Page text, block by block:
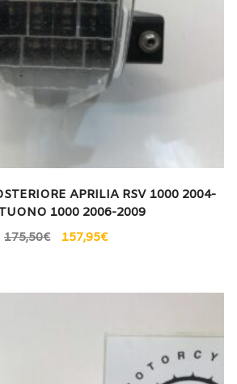
APRILIA RSV 1000 2004-
1000 2006-2009
175,50€ 157,95€